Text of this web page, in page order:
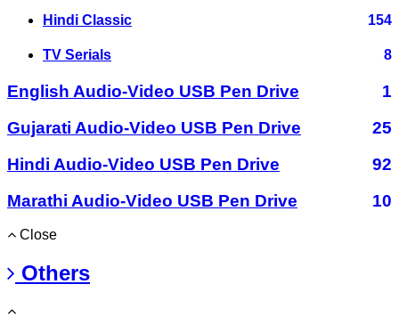
Hindi Classic 154
TV Serials 8
English Audio-Video USB Pen Drive
1
Gujarati Audio-Video USB Pen Drive
25
Hindi Audio-Video USB Pen Drive
92
Marathi Audio-Video USB Pen Drive
10
Close
Others